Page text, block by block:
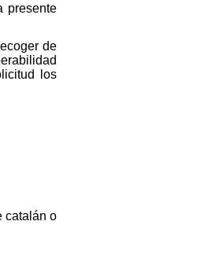
presente
de
los
catalán o